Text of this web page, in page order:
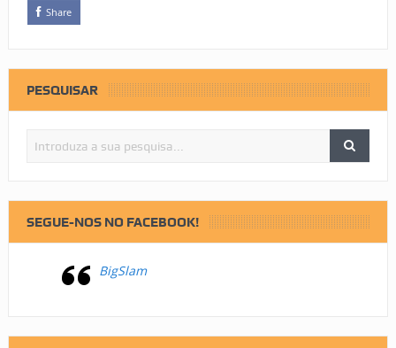
Share
PESQUISAR
SEGUE-NOS NO FACEBOOK!
BigSlam